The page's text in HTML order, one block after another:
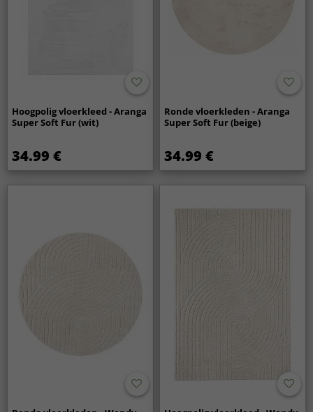
Hoogpolig vloerkleed - Aranga
Super Soft Fur (wit)
34.99 €
Ronde vloerkleden - Aranga
Super Soft Fur (beige)
34.99 €